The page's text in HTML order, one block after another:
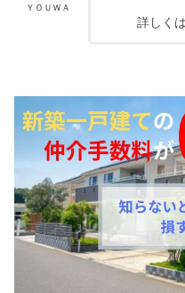
ＹＯＵＷＡ
詳しく